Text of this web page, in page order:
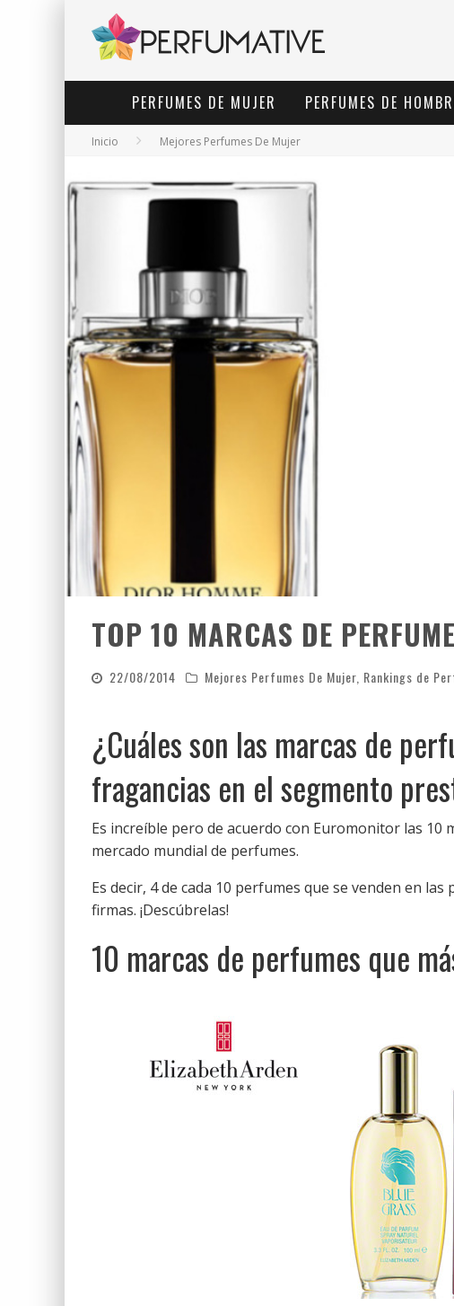
PERFUMES DE MUJER PERFUMES DE
Inicio Mejores Perfumes De Mujer
TOP 10 MARCAS DE
22/08/2014 Mejores Perfumes De Mujer Rankings de
¿Cuáles son las marcas de
fragancias en el segmento
Es increíble pero de acuerdo con Euromonitor las 10
mercado mundial de perfumes.
Es decir, 4 de cada 10 perfumes que se venden en
firmas. ¡Descúbrelas!
10 marcas de perfumes que